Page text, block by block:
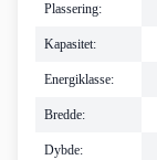
Plassering:
Kapasitet:
Energiklasse:
Bredde:
Dybde: